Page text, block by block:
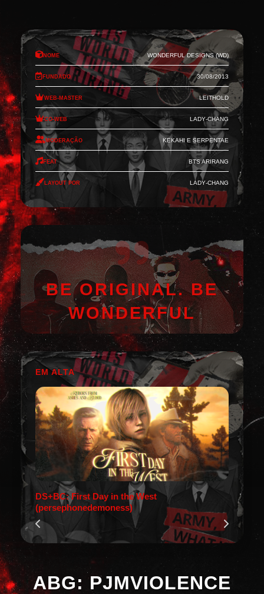
Nome Wonderful Designs (WD)
Fundado 30/08/2013
Web-Master Leithold
Co-Web Lady-Chang
Moderação Kekahi e Serpentae
Feat BTS Arirang
Layout por Lady-Chang
BE ORIGINAL. BE
WONDERFUL
EM ALTA
DS+BC: First Day in the West
(persephonedemoness)
ABG: PJMVIOLENCE